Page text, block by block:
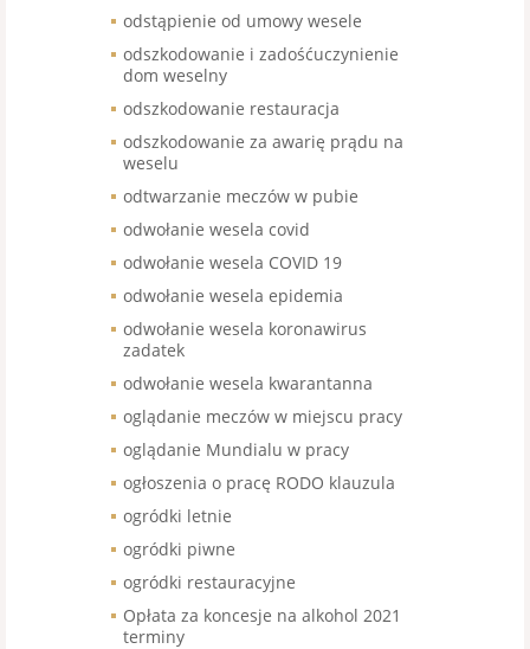
odstąpienie od umowy wesele
odszkodowanie i zadośćuczynienie
dom weselny
odszkodowanie restauracja
odszkodowanie za awarię prądu na
weselu
odtwarzanie meczów w pubie
odwołanie wesela covid
odwołanie wesela COVID 19
odwołanie wesela epidemia
odwołanie wesela koronawirus
zadatek
odwołanie wesela kwarantanna
oglądanie meczów w miejscu pracy
oglądanie Mundialu w pracy
ogłoszenia o pracę RODO klauzula
ogródki letnie
ogródki piwne
ogródki restauracyjne
Opłata za koncesje na alkohol 2021
terminy